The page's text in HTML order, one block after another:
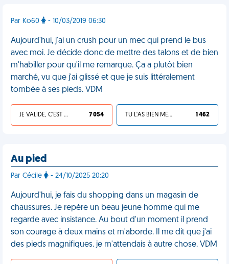
Par Ko60 - 10/03/2019 06:30
Aujourd'hui, j'ai un crush pour un mec qui prend le bus
avec moi. Je décide donc de mettre des talons et de bien
m'habiller pour qu'il me remarque. Ça a plutôt bien
marché, vu que j'ai glissé et que je suis littéralement
tombée à ses pieds. VDM
JE VALIDE, C'EST UNE VDM 7 054 TU L'AS BIEN MÉRITÉ 1 462
Au pied
Par Cécile - 24/10/2025 20:20
Aujourd'hui, je fais du shopping dans un magasin de
chaussures. Je repère un beau jeune homme qui me
regarde avec insistance. Au bout d'un moment il prend
son courage à deux mains et m'aborde. Il me dit que j'ai
des pieds magnifiques. je m'attendais à autre chose. VDM